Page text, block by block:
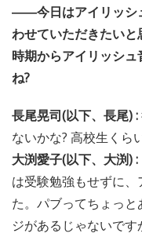
――今日はアイリッシ
わせていただきたい
時期からアイリッシ
ね?
長尾晃司(以下、長尾) :
ないかな? 高校生くら
大渕愛子(以下、大渕) :
は受験勉強もせずに
た。パブってちょっ
ジがあるじゃないで